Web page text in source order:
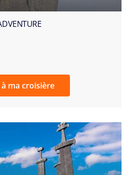
ma croisière